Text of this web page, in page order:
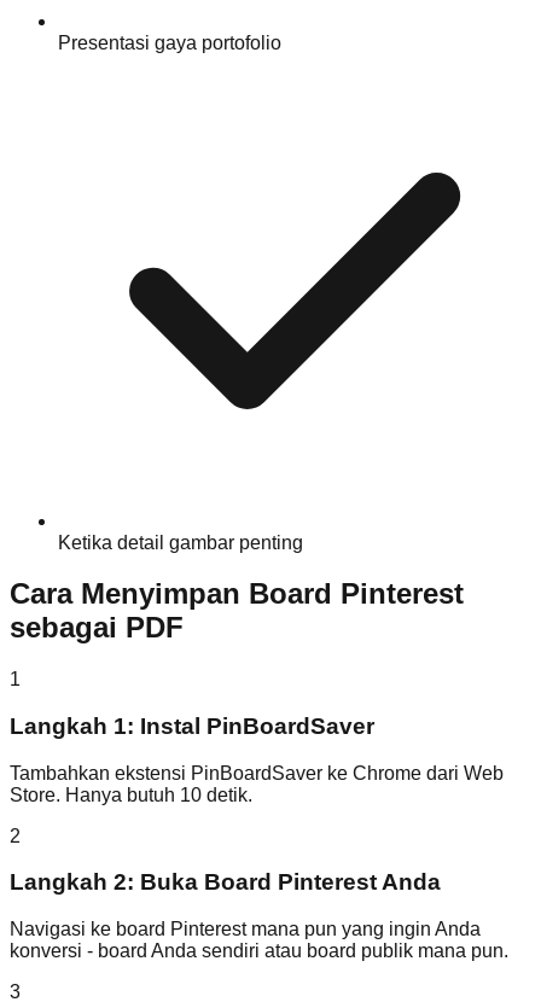
Presentasi gaya portofolio
Ketika detail gambar penting
Cara Menyimpan Board Pinterest
sebagai PDF
1
Langkah 1: Instal PinBoardSaver
Tambahkan ekstensi PinBoardSaver ke Chrome dari Web
Store. Hanya butuh 10 detik.
2
Langkah 2: Buka Board Pinterest Anda
Navigasi ke board Pinterest mana pun yang ingin Anda
konversi - board Anda sendiri atau board publik mana pun.
3